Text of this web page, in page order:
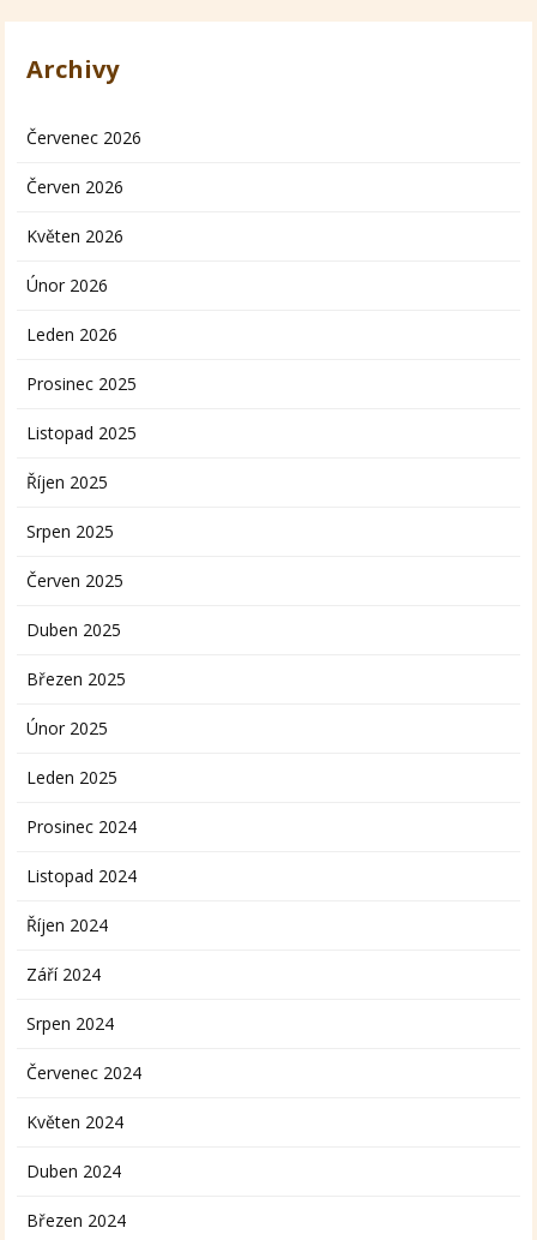
Archivy
Červenec 2026
Červen 2026
Květen 2026
Únor 2026
Leden 2026
Prosinec 2025
Listopad 2025
Říjen 2025
Srpen 2025
Červen 2025
Duben 2025
Březen 2025
Únor 2025
Leden 2025
Prosinec 2024
Listopad 2024
Říjen 2024
Září 2024
Srpen 2024
Červenec 2024
Květen 2024
Duben 2024
Březen 2024